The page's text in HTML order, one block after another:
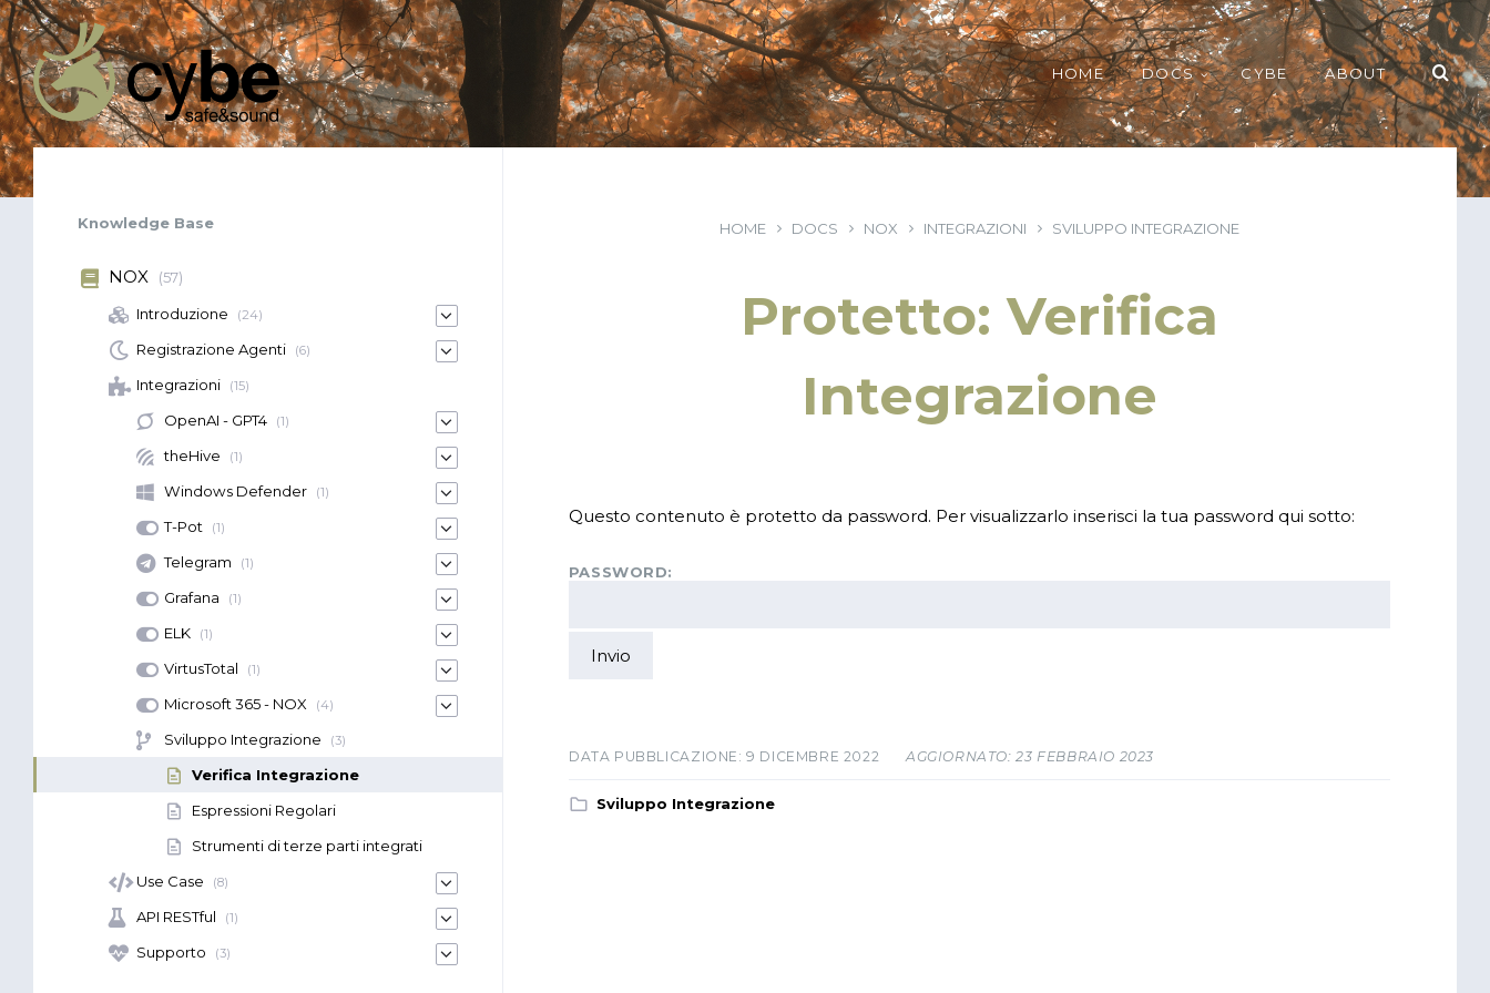
HOME DOCS CYBE ABOUT
HOME DOCS NOX INTEGRAZIONI SVILUPPO INTEGRAZIONE
Protetto: Verifica
Integrazione
Questo contenuto è protetto da password. Per visualizzarlo inserisci la tua password qui sotto:
PASSWORD:
9 DICEMBRE 2022 AGGIORNATO: 23 FEBBRAIO 2023
Sviluppo Integrazione
Knowledge Base
NOX (57)
Introduzione (24)
Registrazione Agenti (6)
Integrazioni (15)
OpenAI - GPT4 (1)
theHive (1)
Windows Defender (1)
T-Pot (1)
Telegram (1)
Grafana (1)
ELK (1)
VirtusTotal (1)
Microsoft 365 - NOX (4)
Sviluppo Integrazione (3)
Verifica Integrazione
Espressioni Regolari
Strumenti di terze parti integrati
Use Case
(8)
API RESTful (1)
Supporto (3)